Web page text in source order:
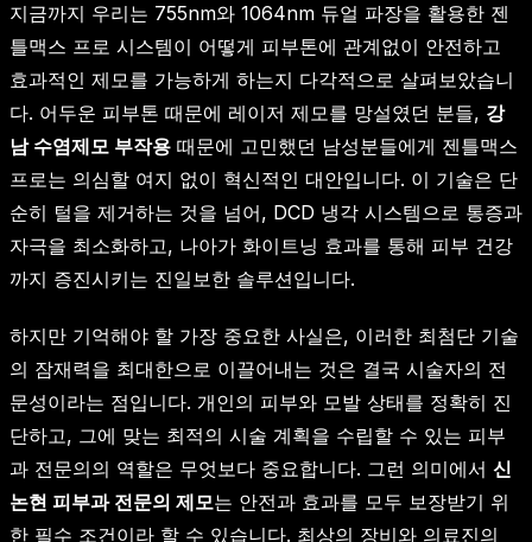
지금까지 우리는 755nm와 1064nm 듀얼 파장을 활용한 젠
틀맥스 프로 시스템이 어떻게 피부톤에 관계없이 안전하고
효과적인 제모를 가능하게 하는지 다각적으로 살펴보았습니
다. 어두운 피부톤 때문에 레이저 제모를 망설였던 분들, 강
남 수염제모 부작용 때문에 고민했던 남성분들에게 젠틀맥스
프로는 의심할 여지 없이 혁신적인 대안입니다. 이 기술은 단
순히 털을 제거하는 것을 넘어, DCD 냉각 시스템으로 통증과
자극을 최소화하고, 나아가 화이트닝 효과를 통해 피부 건강
까지 증진시키는 진일보한 솔루션입니다.
하지만 기억해야 할 가장 중요한 사실은, 이러한 최첨단 기술
의 잠재력을 최대한으로 이끌어내는 것은 결국 시술자의 전
문성이라는 점입니다. 개인의 피부와 모발 상태를 정확히 진
단하고, 그에 맞는 최적의 시술 계획을 수립할 수 있는 피부
과 전문의의 역할은 무엇보다 중요합니다. 그런 의미에서 신
논현 피부과 전문의 제모는 안전과 효과를 모두 보장받기 위
한 필수 조건이라 할 수 있습니다. 최상의 장비와 의료진의